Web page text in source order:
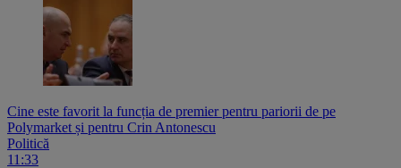
Cine este favorit la funcția de premier pentru pariorii de pe
Polymarket și pentru Crin Antonescu
Politică
11:33